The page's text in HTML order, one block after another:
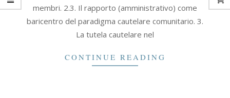
membri. 2.3. Il rapporto (amministrativo) come
baricentro del paradigma cautelare comunitario. 3.
La tutela cautelare nel
CONTINUE READING